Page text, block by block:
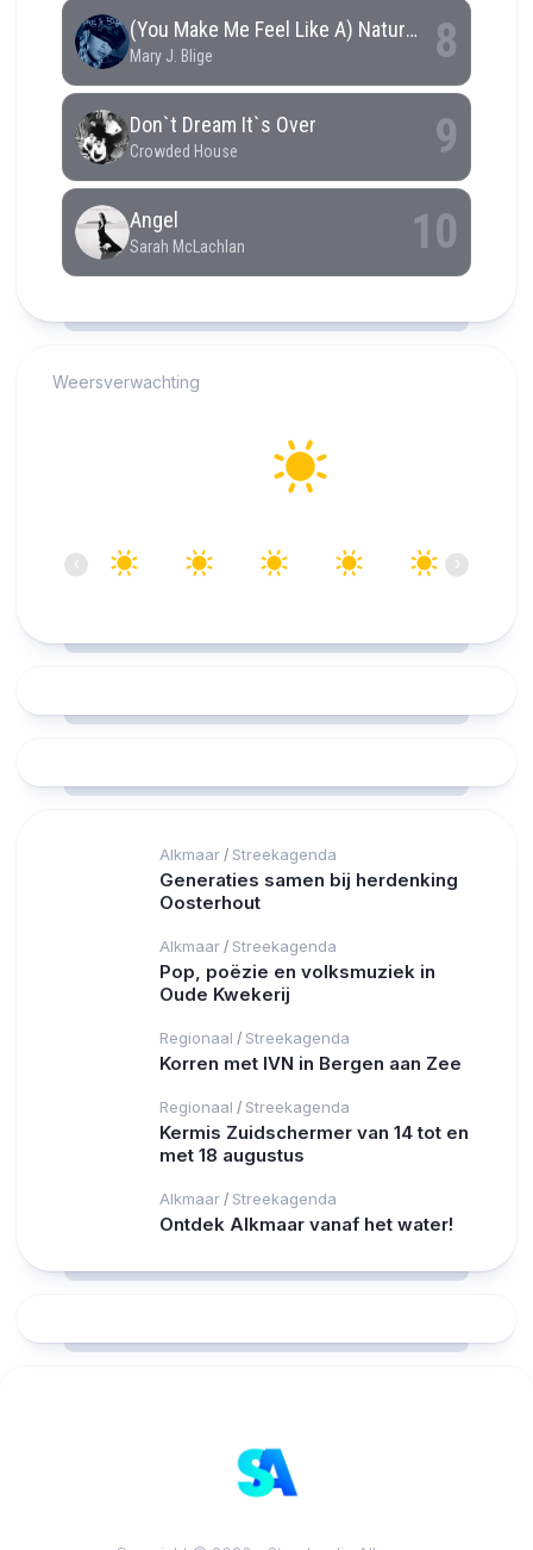
Weersverwachting
‹ ›
Alkmaar / Streekagenda
Generaties samen bij herdenking
Oosterhout
Alkmaar / Streekagenda
Pop, poëzie en volksmuziek in
Oude Kwekerij
Regionaal / Streekagenda
Korren met IVN in Bergen aan Zee
Regionaal / Streekagenda
Kermis Zuidschermer van 14 tot en
met 18 augustus
Alkmaar / Streekagenda
Ontdek Alkmaar vanaf het water!